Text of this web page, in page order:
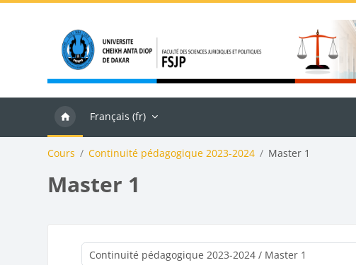
Français ‎(fr)‎
Cours Continuité pédagogique 2023-2024 Master 1
Master 1